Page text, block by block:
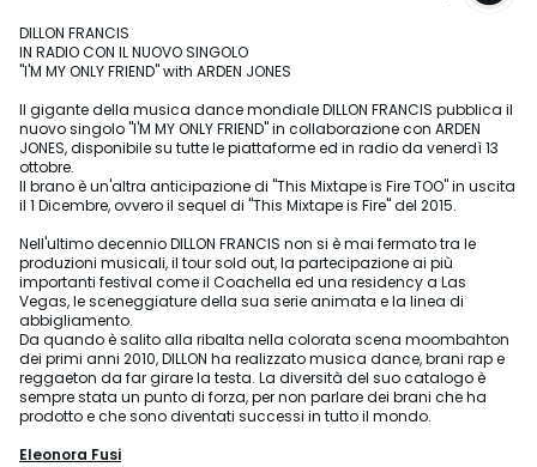
DILLON FRANCIS
IN RADIO CON IL NUOVO SINGOLO
"I'M MY ONLY FRIEND" with ARDEN JONES
Il gigante della musica dance mondiale DILLON FRANCIS pubblica il
nuovo singolo "I'M MY ONLY FRIEND" in collaborazione con ARDEN
JONES, disponibile su tutte le piattaforme ed in radio da venerdì 13
ottobre.
Il brano è un'altra anticipazione di "This Mixtape is Fire TOO" in uscita
il 1 Dicembre, ovvero il sequel di "This Mixtape is Fire" del 2015.
Nell'ultimo decennio DILLON FRANCIS non si è mai fermato tra le
produzioni musicali, il tour sold out, la partecipazione ai più
importanti festival come il Coachella ed una residency a Las
Vegas, le sceneggiature della sua serie animata e la linea di
abbigliamento.
Da quando è salito alla ribalta nella colorata scena moombahton
dei primi anni 2010, DILLON ha realizzato musica dance, brani rap e
reggaeton da far girare la testa. La diversità del suo catalogo è
sempre stata un punto di forza, per non parlare dei brani che ha
prodotto e che sono diventati successi in tutto il mondo.
Eleonora Fusi